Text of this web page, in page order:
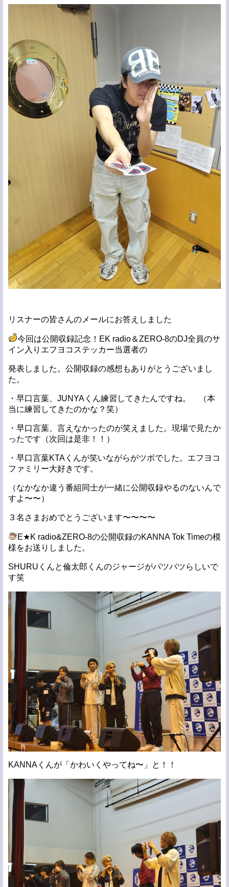
リスナーの皆さんのメールにお答えしました
今回は公開収録記念！EK radio＆ZERO-8のDJ全員のサ
イン入りエフヨコステッカー当選者の
発表しました。公開収録の感想もありがとうございまし
た。
・早口言葉、JUNYAくん練習してきたんですね。 （本
当に練習してきたのかな？笑）
・早口言葉、言えなかったのが笑えました。現場で見たか
ったです（次回は是非！！）
・早口言葉KTAくんが笑いながらがツボでした。エフヨコ
ファミリー大好きです。
（なかなか違う番組同士が一緒に公開収録やるのないんで
すよ〜〜）
３名さまおめでとうございます〜〜〜〜
E★K radio&ZERO-8の公開収録のKANNA Tok Timeの模
様をお送りしました。
SHURUくんと倫太郎くんのジャージがパツパツらしいで
す笑
KANNAくんが「かわいくやってね〜」と！！